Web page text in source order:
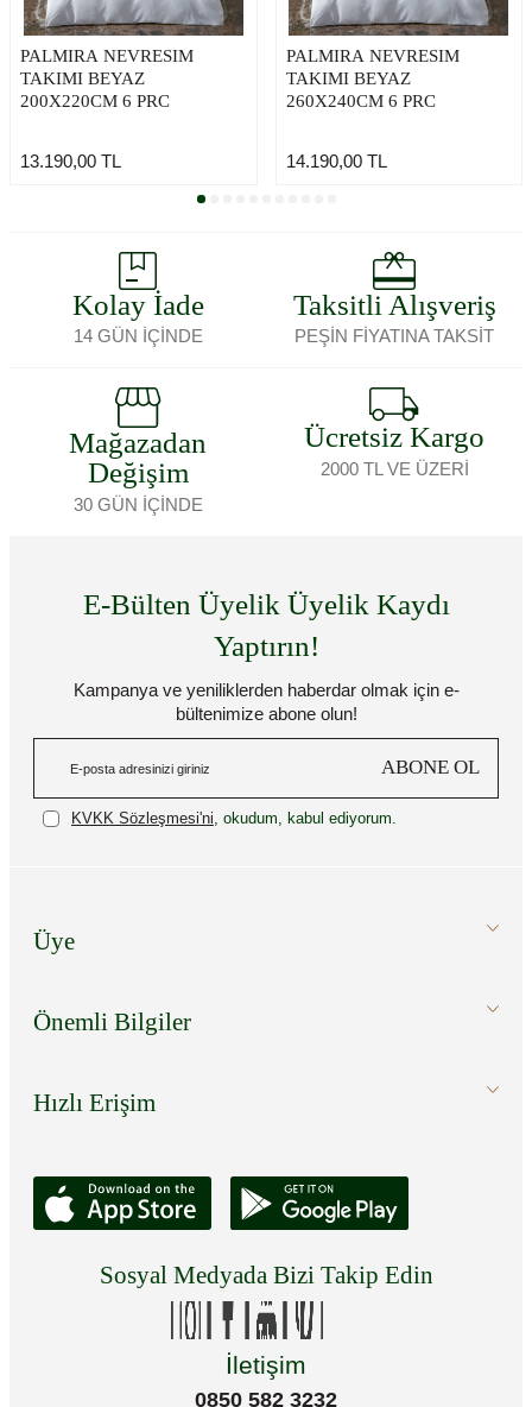
PALMIRA NEVRESIM
TAKIMI BEYAZ
200X220CM 6 PRC
13.190,00 TL
PALMIRA NEVRESIM
TAKIMI BEYAZ
260X240CM 6 PRC
14.190,00TL
Kolay İade
14 GÜN İÇİNDE
Taksitli Alışveriş
PEŞİN FİYATINA TAKSİT
Mağazadan
Değişim
30 GÜN İÇİNDE
Ücretsiz Kargo
2000 TL VE ÜZERİ
E-Bülten Üyelik Üyelik Kaydı
Yaptırın!
Kampanya ve yeniliklerden haberdar olmak için e-
bültenimize abone olun!
ABONE OL
KVKK Sözleşmesi'ni , okudum, kabul ediyorum.
Üye
Önemli Bilgiler
Hızlı Erişim
Sosyal Medyada Bizi Takip Edin
İletişim
0850 582 3232